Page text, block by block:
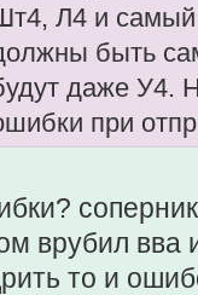
Л4 и самый
быть
даже У4.
при
врубил вва
то и